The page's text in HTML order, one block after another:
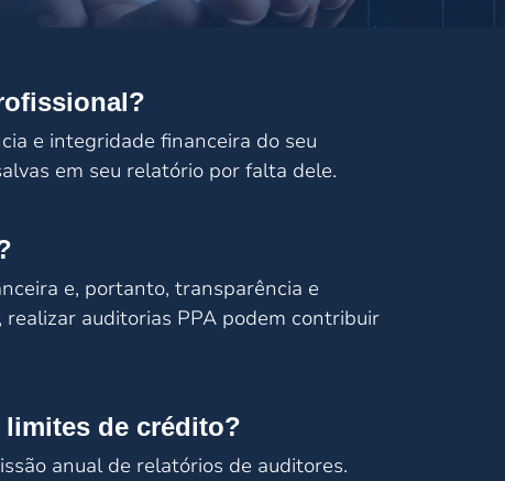
e integridade financeira do seu
em seu relatório por falta dele.
e, portanto, transparência e
auditorias PPA podem contribuir
limites de crédito?
anual de relatórios de auditores.